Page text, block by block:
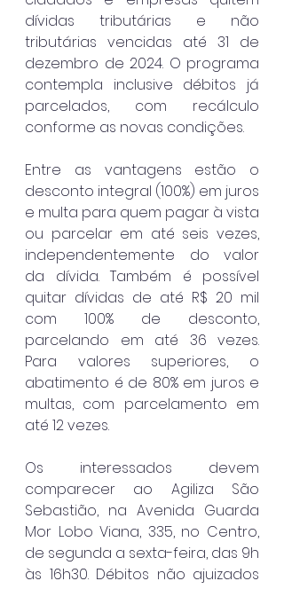
dívidas tributárias e não
tributárias vencidas até 31 de
dezembro de 2024. O programa
contempla inclusive débitos já
parcelados, com recálculo
conforme as novas condições.
Entre as vantagens estão o
desconto integral (100%) em juros
e multa para quem pagar à vista
ou parcelar em até seis vezes,
independentemente do valor
da dívida. Também é possível
quitar dívidas de até R$ 20 mil
com 100% de desconto,
parcelando em até 36 vezes.
Para valores superiores, o
abatimento é de 80% em juros e
multas, com parcelamento em
até 12 vezes.
Os interessados devem
comparecer ao Agiliza São
Sebastião, na Avenida Guarda
Mor Lobo Viana, 335, no Centro,
de segunda a sexta-feira, das 9h
às 16h30. Débitos não ajuizados